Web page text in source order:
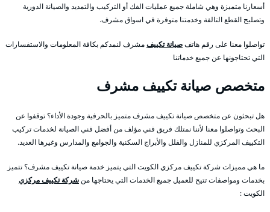
أسعارنا متميزة وهي شاملة جميع عمليات الفك أو التركيب والتمديد والصيانة الدورية
وتصليح القطع التالفة وخدمتنا متوفرة في اسواق مشرف.
تواصلوا معنا على رقم هاتفصيانة تكييفمشرف لنمدكم بكافة المعلومات والاستفسارات
التي تحتاجونها عن جميع خدماتنا
متخصص صيانة تكييف مشرف
هل تبحثون عن متخصص صيانة تكييف مشرف متميز بالحرفية وجودة الأداء؟ توقفوا عن
البحث وتواصلوا معنا لأننا نمتلك فريق فني مؤلف من أفضل فني الصيانة لخدمات تركيب
التكييف المركزي للمنازل والفلل والأبراج السكنية والجوامع والمدارس وغيرها العديد.
ما هي مميزات شركة تكييف مركزي الكويت التي يتميز خدمة صيانة تكييف مشرف؟ تتميز
بخدمات ومواصفات تتيح للعميل جميع الخدمات التي يحتاجها منشركة تكييف مركزي
الكويت :